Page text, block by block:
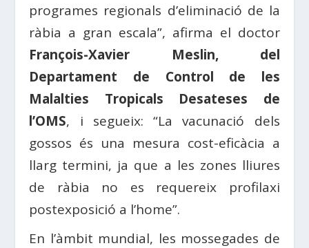
programes regionals d’eliminació de la
ràbia a gran escala”, afirma el doctor
François-Xavier Meslin, del
Departament de Control de les
Malalties Tropicals Desateses de
l’OMS, i segueix: “La vacunació dels
gossos és una mesura cost-eficàcia a
llarg termini, ja que a les zones lliures
de ràbia no es requereix profilaxi
postexposició a l’home”.
En l’àmbit mundial, les mossegades de